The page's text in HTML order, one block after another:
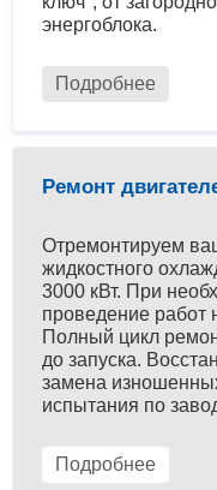
энергоблока.
Подробнее
Ремонт
Отремонтируем
жидкостного
3000 кВт. При
проведение работ
Полный цикл
до запуска.
замена
испытания по
Подробнее